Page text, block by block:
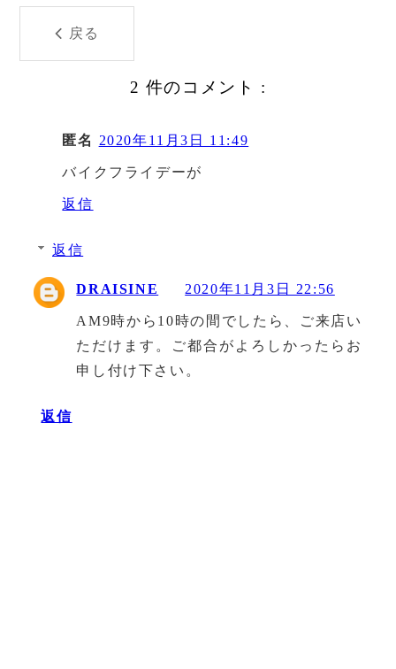
戻る
2 件のコメント :
匿名 2020年11月3日 11:49
バイクフライデーが
返信
返信
DRAISINE 2020年11月3日 22:56
AM9時から10時の間でしたら、ご来店い
ただけます。ご都合がよろしかったらお
申し付け下さい。
返信